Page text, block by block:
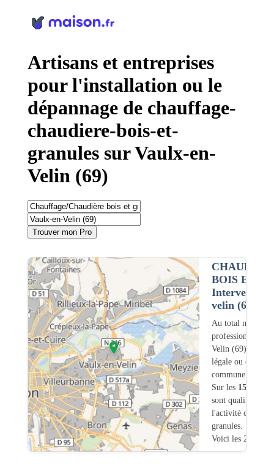
Artisans et entreprises
pour l'installation ou le
dépannage de chauffage-
chaudiere-bois-et-
granules sur Vaulx-en-
Velin (69)
Trouver mon Pro
BOIS ET
Intervention
velin (69)
Au total nous
professionnels
Velin (69) dont
légale ou
commune.
Sur les 1557
sont qualifiés
l'activité
granules.
Voici les 20